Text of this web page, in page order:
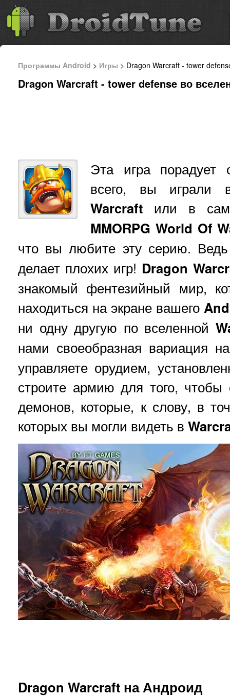
Программы Android > Игры > Dragon Warcraft - tower
Dragon Warcraft - tower defense во
Эта игра порадует
всего, вы играли
Warcraft или в
MMORPG World Of
что вы любите эту серию.
делает плохих игр! Dragon
знакомый фентезийный мир,
находиться на экране вашего
ни одну другую по вселенной
нами своеобразная вариация
управляете орудием,
строите армию для того, чтобы
демонов, которые, к слову, в
которых вы могли видеть в
Dragon Warcraft на Андроид